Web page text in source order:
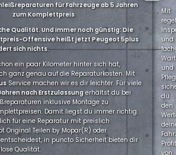
für Fahrzeuge ab 5 Jahren
zum Komplettpreis
Qualität. Und immer noch günstig: Die
Offensive heißt jetzt Peugeot 5plus
sich nichts.
ein paar Kilometer hinter sich hat,
ganz genau auf die Reparaturkosten. Mit
Service machen wir es dir leichter. Für viele
nach Erstzulassungerhältst du bei
inklusive Montage zu
Damit liegst du immer richtig.
für eine Reparatur mit preislich
Original Teilen by Mopar(R) oder
entscheidest, in puncto Sicherheit bieten dir
Qualität.
Mit
und
und
du
den
von